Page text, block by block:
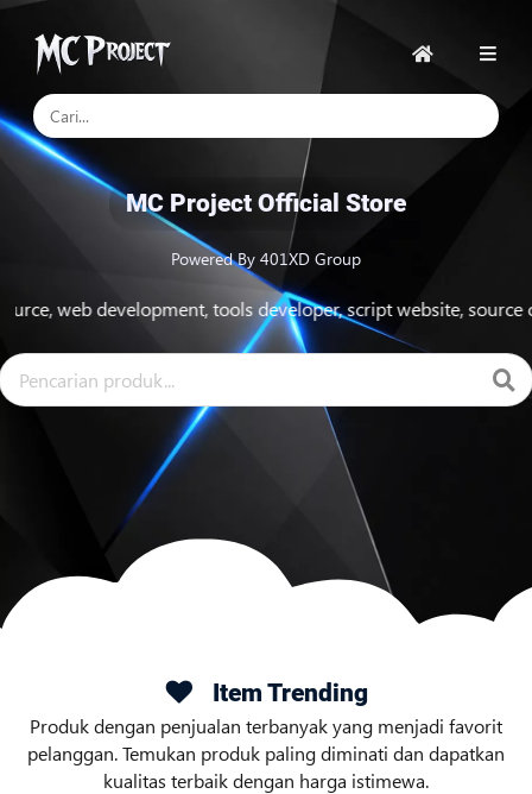
Beranda
MC Project Official Store
Powered By 401XD Group
development, tools developer, script website, source code
Item Trending
Produk dengan penjualan terbanyak yang menjadi favorit
pelanggan. Temukan produk paling diminati dan dapatkan
kualitas terbaik dengan harga istimewa.